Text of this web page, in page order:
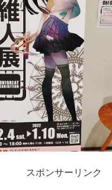
スポンサーリンク